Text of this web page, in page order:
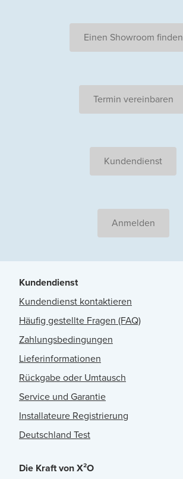
Einen Showroom finden
Termin vereinbaren
Kundendienst
Anmelden
Kundendienst
Kundendienst kontaktieren
Häufig gestellte Fragen (FAQ)
Zahlungsbedingungen
Lieferinformationen
Rückgabe oder Umtausch
Service und Garantie
Installateure Registrierung
Deutschland Test
Die Kraft von X²O